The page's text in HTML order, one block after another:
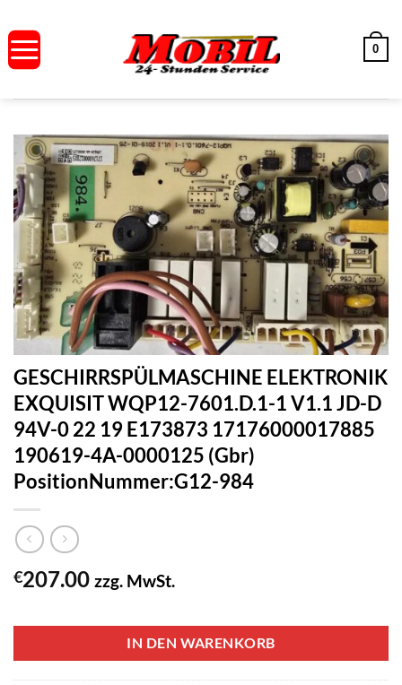
Inhalt
springen
0
GESCHIRRSPÜLMASCHINE ELEKTRONIK
EXQUISIT WQP12-7601.D.1-1 V1.1 JD-D
94V-0 22 19 E173873 17176000017885
190619-4A-0000125 (Gbr)
PositionNummer:G12-984
€207.00 zzg. MwSt.
IN DEN WARENKORB